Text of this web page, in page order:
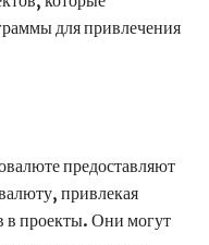
для привлечения
предоставляют
привлекая
в проекты. Они могут